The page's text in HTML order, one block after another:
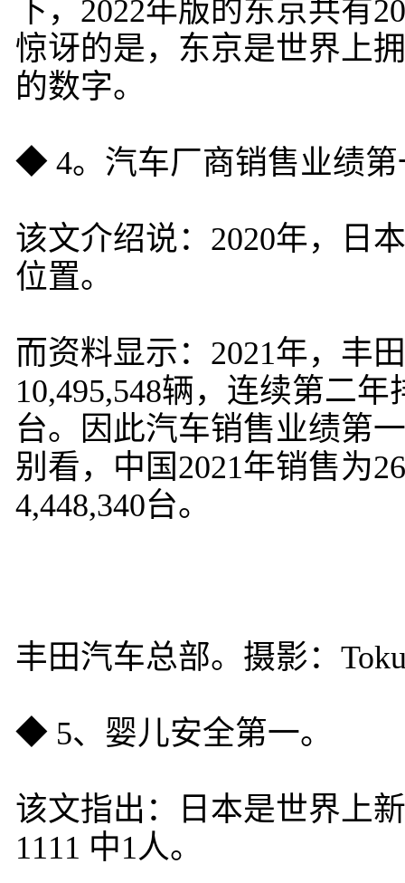
下，2022年版的东京共有
惊讶的是，东京是世界上
的数字。
◆ 4。汽车厂商销售业绩第
该文介绍说：2020年，日
位置。
而资料显示：2021年，丰
10,495,548辆，连续第二
台。因此汽车销售业绩第
别看，中国2021年销售为
4,448,340台。
丰田汽车总部。摄影：
◆ 5、婴儿安全第一。
该文指出：日本是世界上
1111 中1人。